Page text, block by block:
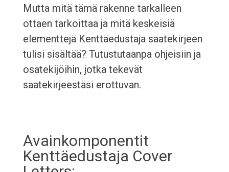
Mutta mitä tämä rakenne tarkalleen
ottaen tarkoittaa ja mitä keskeisiä
elementtejä Kenttäedustaja saatekirjeen
tulisi sisältää? Tutustutaanpa ohjeisiin ja
osatekijöihin, jotka tekevät
saatekirjeestäsi erottuvan.
Avainkomponentit
Kenttäedustaja Cover